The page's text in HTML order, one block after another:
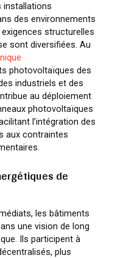
installations
des environnements
structurelles
sont diversifiées. Au
photovoltaïques des
industriels et des
au déploiement
photovoltaïques
l’intégration des
aux contraintes
de
les bâtiments
une vision de long
Ils participent à
plus